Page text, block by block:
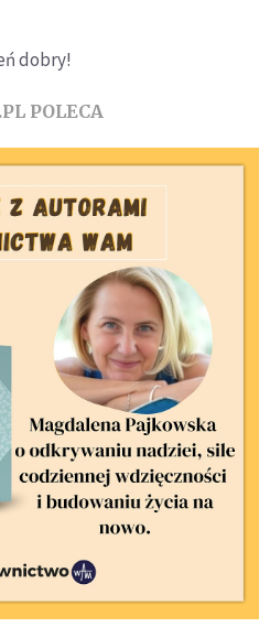
dobry!
POLECA